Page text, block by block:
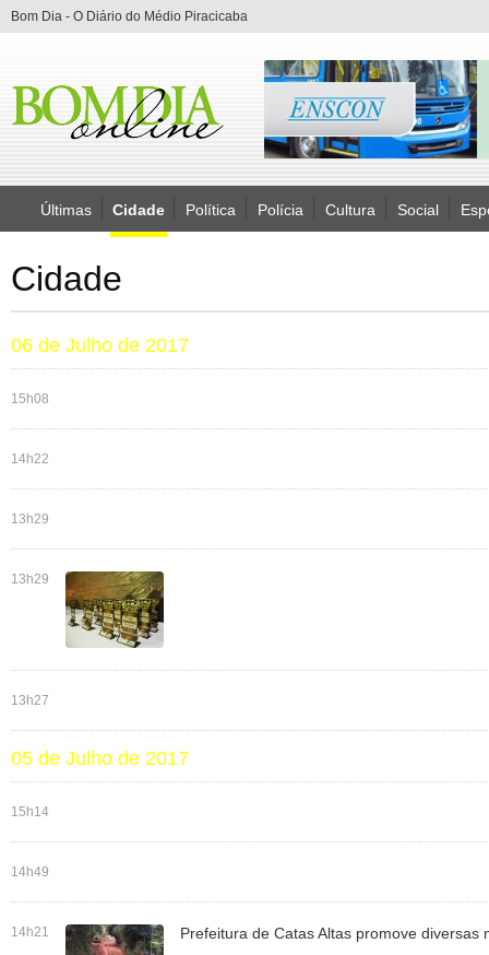
Bom Dia - O Diário do Médio Piracicaba
Últimas Cidade Política Polícia Cultura Social
Cidade
06 de Julho de 2017
15h08
14h22
13h29
13h29
13h27
05 de Julho de 2017
15h14
14h49
14h21 Prefeitura de Catas Altas promove diversas